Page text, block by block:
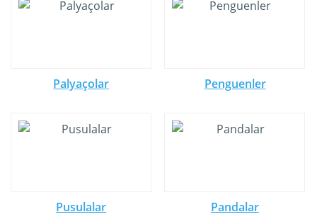
Palyaçolar Penguenler
Pusulalar Pandalar